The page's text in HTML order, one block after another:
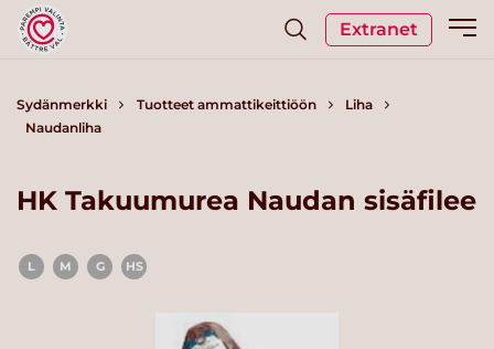
Extranet
Sydänmerkki Tuotteet ammattikeittiöön
Liha
Naudanliha
HK Takuumurea Naudan sisäfilee
L M G HS